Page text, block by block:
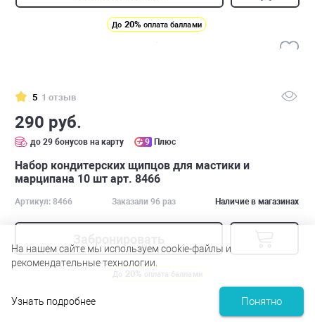
До 20% оплата баллами
5 1 отзыв
290 руб.
до 29 бонусов на карту 9 Плюс
Набор кондитерских щипцов для мастики и
марципана 10 шт арт. 8466
Артикул: 8466 Заказали 96 раз Наличие в магазинах
До 20% оплата баллами
На нашем сайте мы используем cookie-файлы и
рекомендательные технологии.
Узнать подробнее Понятно